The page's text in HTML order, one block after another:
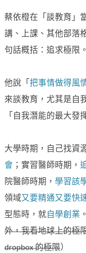
蔡依橙在「談教育」
講、上課、其他部落
句話概括：追求極限。
他說「 把事情做得風
來談教育，尤其是自
「自我潛能的最大發
大學時期，自己找資
會 ；實習醫師時期，
院醫師時期， 學習該
領域又要精通又要快
型態時，就 自學創業
外，我看地球上的極
dropbox的極限）